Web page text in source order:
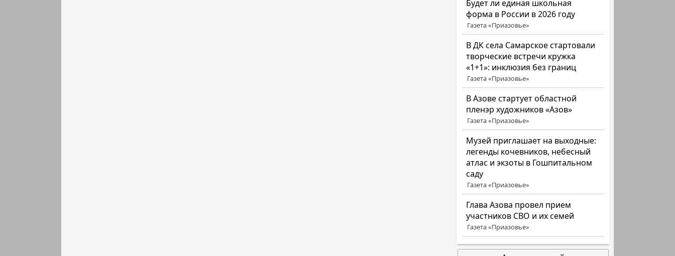
Будет ли единая школьная
форма в России в 2026 году
Газета «Приазовье»
В ДК села Самарское стартовали
творческие встречи кружка
«1+1»: инклюзия без границ
Газета «Приазовье»
В Азове стартует областной
пленэр художников «Азов»
Газета «Приазовье»
Музей приглашает на выходные:
легенды кочевников, небесный
атлас и экзоты в Гошпитальном
саду
Газета «Приазовье»
Глава Азова провел прием
участников СВО и их семей
Газета «Приазовье»